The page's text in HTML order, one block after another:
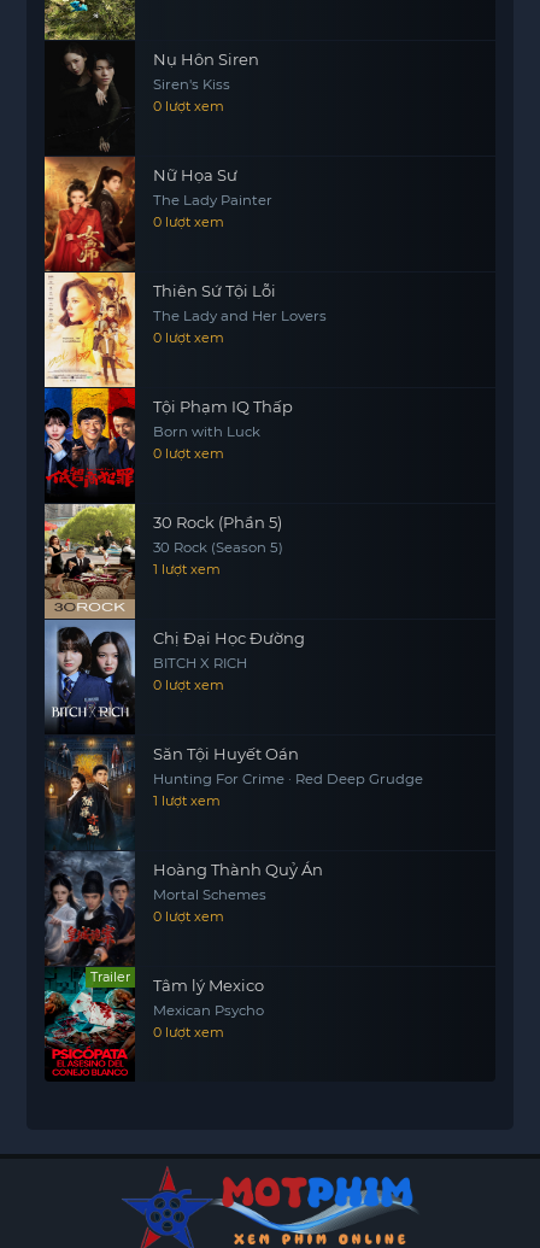
Nụ Hôn Siren
Siren's Kiss
0 lượt xem
Nữ Họa Sư
The Lady Painter
0 lượt xem
Thiên Sứ Tội Lỗi
The Lady and Her Lovers
0 lượt xem
Tội Phạm IQ Thấp
Born with Luck
0 lượt xem
30 Rock (Phần 5)
30 Rock (Season 5)
1 lượt xem
Chị Đại Học Đường
BITCH X RICH
0 lượt xem
Săn Tội Huyết Oán
Hunting For Crime · Red Deep Grudge
1 lượt xem
Hoàng Thành Quỷ Án
Mortal Schemes
0 lượt xem
Trailer Tâm lý Mexico
Mexican Psycho
0 lượt xem